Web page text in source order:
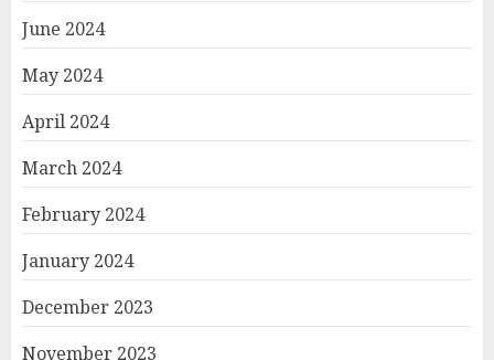
June 2024
May 2024
April 2024
March 2024
February 2024
January 2024
December 2023
November 2023